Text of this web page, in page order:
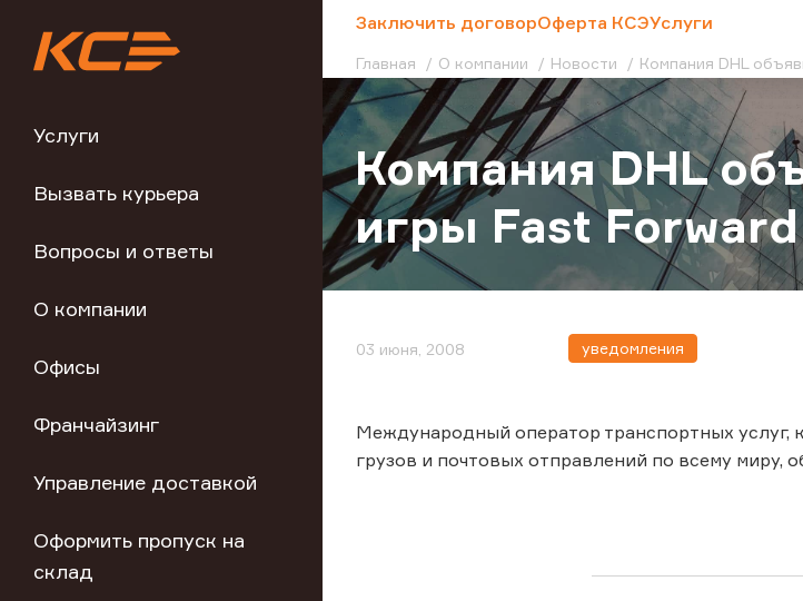
Услуги
Вызвать курьера
Вопросы и ответы
О компании
Офисы
Франчайзинг
Управление доставкой
Оформить пропуск на
склад
Заключить договорОферта КСЭУслуги
Главная О компании Новости Компания DHL
Компания DHL
игры Fast Forward
03 июня, 2008 уведомления
Международный оператор транспортных услуг,
грузов и почтовых отправлений по всему миру,